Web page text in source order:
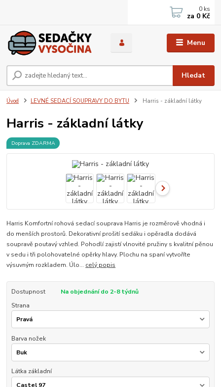
Menu
Hledat
0 ks
za 0 Kč
Úvod LEVNÉ SEDACÍ SOUPRAVY DO BYTU Harris - základní látky
Harris - základní látky
Doprava ZDARMA
Harris Komfortní rohová sedací souprava Harris je rozměrově vhodná i
do menších prostorů. Dekorativní prošití sedáku i opěradla dodává
soupravě poutavý vzhled. Pohodlí zajistí vlnovité pružiny s kvalitní pěnou
v sedu i tři polohovatelné opěrky hlavy. Plochu na spaní vytvoříte
výsuvným rozkladem. Úlo... celý popis
Dostupnost
Na objednání do 2-8 týdnů
Strana
Barva nožek
Látka základní